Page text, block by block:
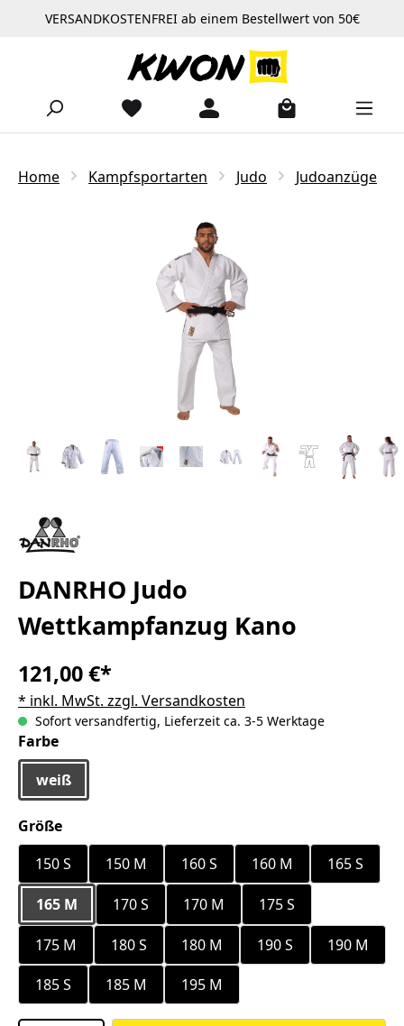
Zum Hauptinhalt springen
VERSANDKOSTENFREI ab einem Bestellwert von 50€
Home Kampfsportarten Judo Judoanzüge
DANRHO Judo
Wettkampfanzug Kano
121,00 €*
* inkl. MwSt. zzgl. Versandkosten
Sofort versandfertig, Lieferzeit ca. 3-5 Werktage
Farbeauswählen
weiß
Größeauswählen
150 S
150 M 160 S 160 M 165 S
165 M 170 S 170 M 175 S
175 M 180 S 180 M 190 S
190 M
185 S
185 M 195 M